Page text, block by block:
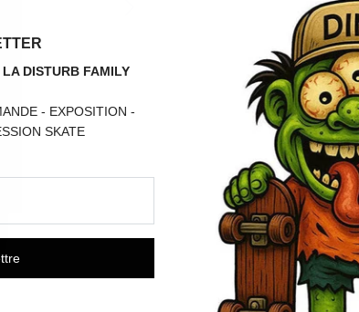
- EXPOSITION -
SKATE